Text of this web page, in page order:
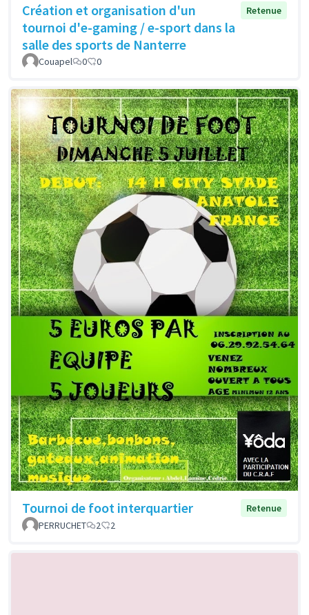
Création et organisation d'un
tournoi d'e-gaming / e-sport dans la
salle des sports de Nanterre
Retenue
Couapel 0 0
Tournoi de foot interquartier
Retenue
PERRUCHET
2 2